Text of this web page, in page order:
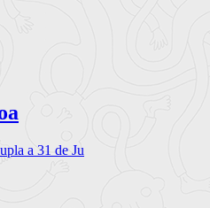
a 31 de Ju